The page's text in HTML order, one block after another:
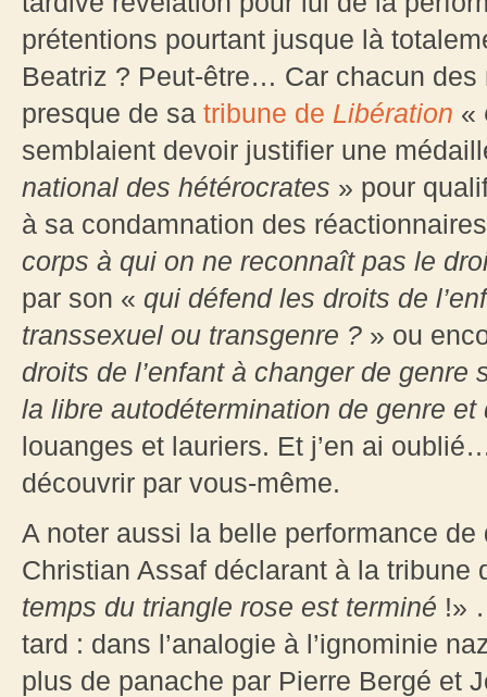
prétentions pourtant jusque là
Beatriz ? Peut-être… Car chacun
presque de sa tribune de Libération «
semblaient devoir justifier une
national des hétérocrates » pour
à sa condamnation des
corps à qui on ne reconnaît pas le
par son « qui défend les droits de
transsexuel ou transgenre ? » ou
droits de l’enfant à changer de genre
la libre autodétermination de genre
louanges et lauriers. Et j’en ai
découvrir par vous-même.
A noter aussi la belle performance
Christian Assaf déclarant à la tribune
temps du triangle rose est terminé !»
tard : dans l’analogie à l’ignominie
plus de panache par Pierre Bergé et